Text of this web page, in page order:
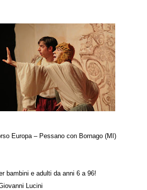
Europa – Pessano con Bornago (MI)
bambini e adulti da anni 6 a 96!
Lucini